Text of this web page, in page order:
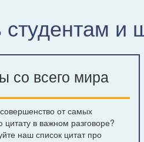
и
со всего мира
от самых
в важном разговоре?
наш список цитат про